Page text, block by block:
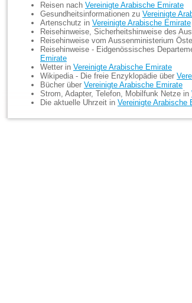
Reisen nach Vereinigte Arabische Emirate
Gesundheitsinformationen zu Vereinigte
Artenschutz in Vereinigte Arabische Emirate
Reisehinweise, Sicherheitshinweise des
Reisehinweise vom Aussenministerium
Reisehinweise - Eidgenössisches
Emirate
Wetter in Vereinigte Arabische Emirate
Wikipedia - Die freie Enzyklopädie über
Bücher über Vereinigte Arabische Emirate
Strom, Adapter, Telefon, Mobilfunk Netze in
Die aktuelle Uhrzeit in Vereinigte Arabische